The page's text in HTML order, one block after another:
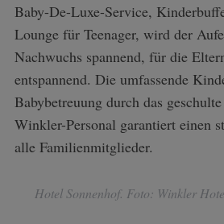
Baby-De-Luxe-Service,
Lounge für Teenager, wird der
Nachwuchs spannend, für die
entspannend. Die umfassende
Babybetreuung durch das
Winkler-Personal garantiert einen
alle Familienmitglieder.
Hotel Sonnenhof. Foto: Winkler